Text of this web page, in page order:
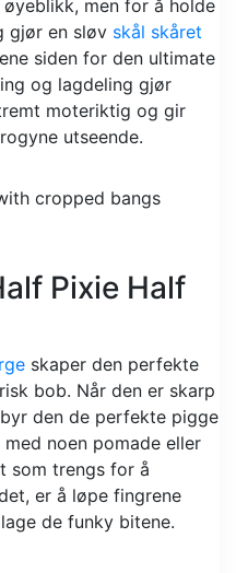
men for å holde
gjør en sløv skål skåret
siden for den ultimate
og lagdeling gjør
moteriktig og gir
utseende.
Pixie Half
skaper den perfekte
bob. Når den er skarp
den de perfekte pigge
noen pomade eller
som trengs for å
er å løpe fingrene
de funky bitene.